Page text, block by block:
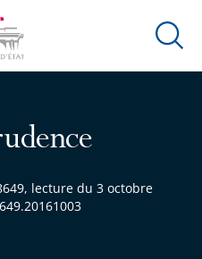
Ouvrir
lecture du 3 octobre